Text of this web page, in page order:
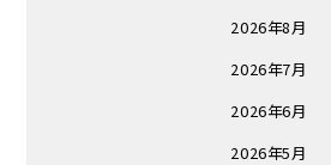
2026年8月
2026年7月
2026年6月
2026年5月